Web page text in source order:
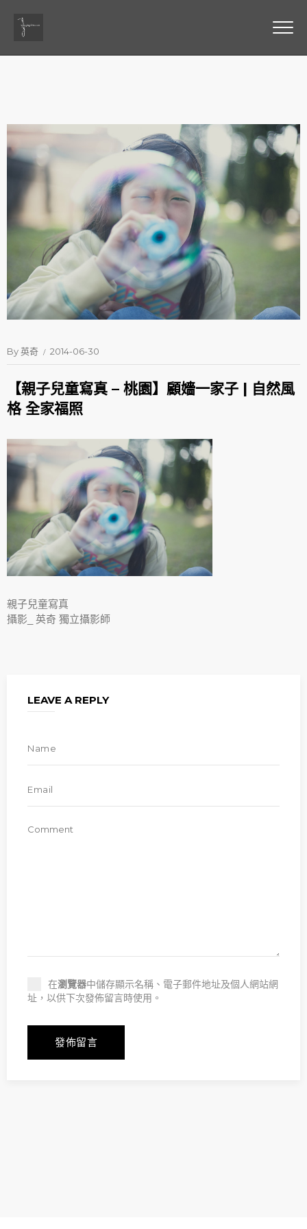
By英奇 2014-06-30
【親子兒童寫真 – 桃園】顧嬙一家子 | 自然風
格 全家福照
親子兒童寫真
攝影_ 英奇 獨立攝影師
LEAVE A REPLY
在瀏覽器中儲存顯示名稱、電子郵件地址及個人網站網
址，以供下次發佈留言時使用。